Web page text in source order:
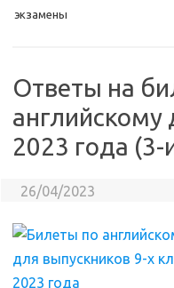
экзамены
Ответы на
английскому
2023 года (3-
26/04/2023